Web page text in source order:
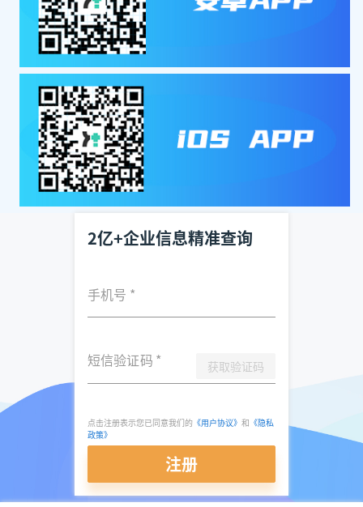
2亿+企业信息精准查询
手机号 *
短信验证码 * 获取验证码
点击注册表示您已同意我们的 《用户协议》 和 《隐私
政策》
注册